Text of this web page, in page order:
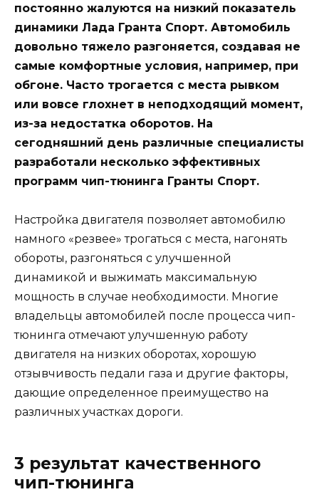
постоянно жалуются на низкий показатель
динамики Лада Гранта Спорт. Автомобиль
довольно тяжело разгоняется, создавая не
самые комфортные условия, например, при
обгоне. Часто трогается с места рывком
или вовсе глохнет в неподходящий момент,
из-за недостатка оборотов. На
сегодняшний день различные специалисты
разработали несколько эффективных
программ чип-тюнинга Гранты Спорт.
Настройка двигателя позволяет автомобилю
намного «резвее» трогаться с места, нагонять
обороты, разгоняться с улучшенной
динамикой и выжимать максимальную
мощность в случае необходимости. Многие
владельцы автомобилей после процесса чип-
тюнинга отмечают улучшенную работу
двигателя на низких оборотах, хорошую
отзывчивость педали газа и другие факторы,
дающие определенное преимущество на
различных участках дороги.
3 результат качественного
чип-тюнинга